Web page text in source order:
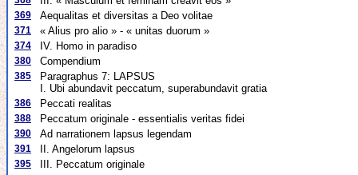
369 Aequalitas et diversitas a Deo volitae
371 « Alius pro alio » - « unitas duorum »
374 IV. Homo in paradiso
380 Compendium
385
Paragraphus 7: LAPSUS
I. Ubi abundavit peccatum, superabundavit gratia
386 Peccati realitas
388 Peccatum originale - essentialis veritas fidei
390 Ad narrationem lapsus legendam
391 II. Angelorum lapsus
395 III. Peccatum originale